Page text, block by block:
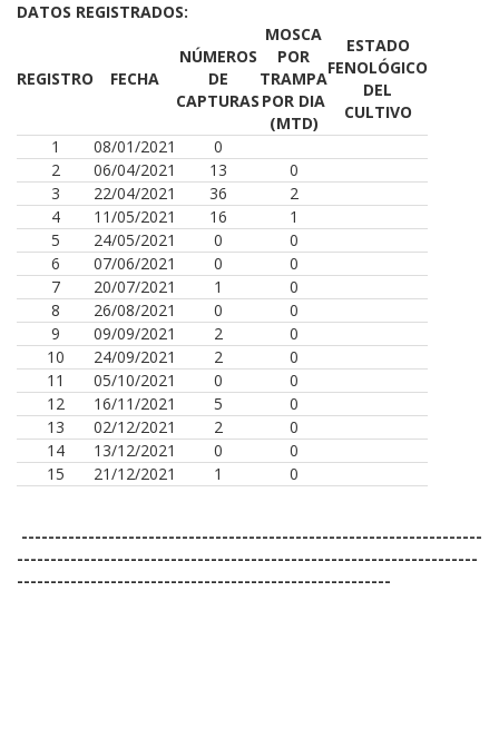
DATOS REGISTRADOS:
REGISTRO FECHA
NÚMEROS
DE
CAPTURAS
MOSCA
POR
TRAMPA
POR DIA
(MTD)
ESTADO
FENOLÓGICO
DEL
CULTIVO
1
08/01/2021
0
2
06/04/2021 13
0
3
22/04/2021 36
2
4
11/05/2021 16
1
5
24/05/2021 0
0
6
07/06/2021 0
0
7
20/07/2021 1
0
8
26/08/2021 0
0
9
09/09/2021 2
0
10
24/09/2021 2
0
11
05/10/2021 0
0
12
16/11/2021 5
0
13
02/12/2021 2
0
14
13/12/2021 0
0
15
21/12/2021 1 0
---------------------------------------------------------------------
---------------------------------------------------------------------
--------------------------------------------------------